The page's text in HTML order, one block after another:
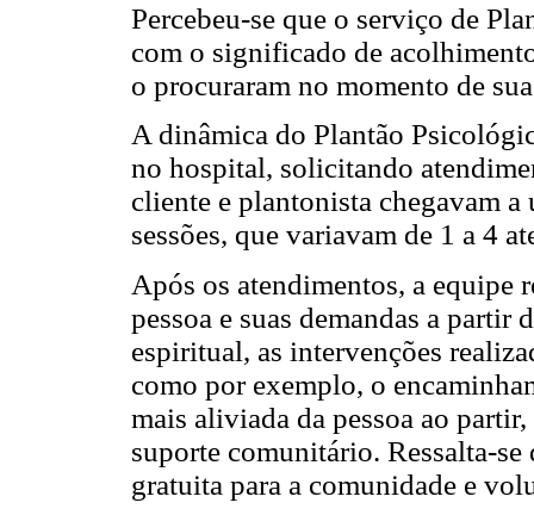
Percebeu-se que o serviço de
com o significado de
o procuraram no momento de
A dinâmica do Plantão
no hospital, solicitando
cliente e plantonista chegavam
sessões, que variavam de 1 a 4
Após os atendimentos, a equipe
pessoa e suas demandas a
espiritual, as intervenções
como por exemplo, o
mais aliviada da pessoa ao
suporte comunitário. Ressalta-
gratuita para a comunidade e